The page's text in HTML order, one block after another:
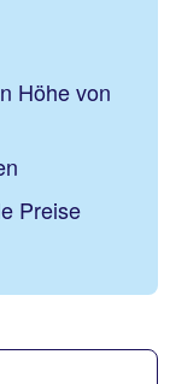
Höhe von
Preise